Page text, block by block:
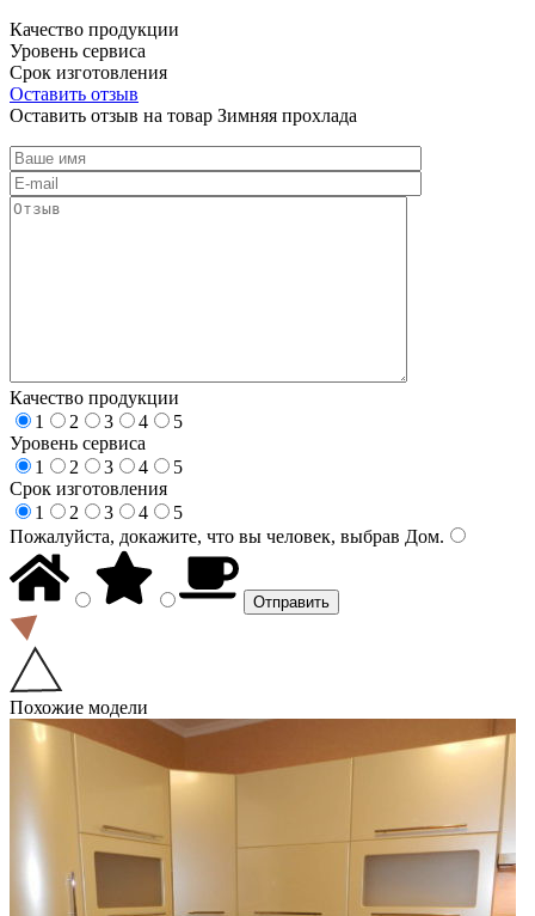
Качество продукции
Уровень сервиса
Срок изготовления
Оставить отзыв
Оставить отзыв на товар Зимняя прохлада
Качество продукции
1
2 3 4
5
Уровень сервиса
1
2 3 4
5
Срок изготовления
1
2 3 4
5
Пожалуйста, докажите, что вы человек, выбрав Дом.
Похожие модели